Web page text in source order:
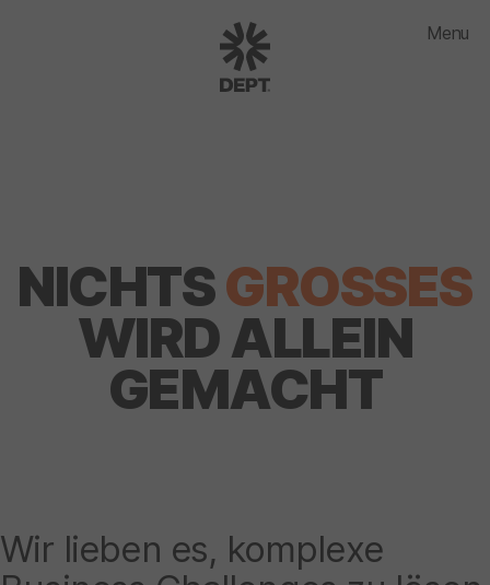
Menu
NICHTSGROSSES
WIRD ALLEIN
GEMACHT
Wir lieben es, komplexe